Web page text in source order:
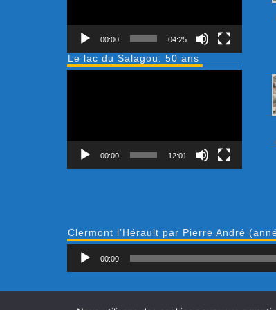
00:00 04:25
Le lac du Salagou: 50 ans
00:00 12:01
Clermont l’Hérault par Pierre André
00:00